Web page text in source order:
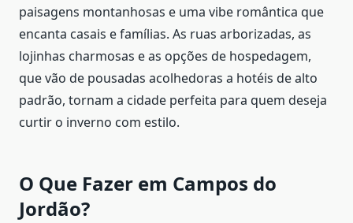
paisagens montanhosas e uma vibe romântica que
encanta casais e famílias. As ruas arborizadas, as
lojinhas charmosas e as opções de hospedagem,
que vão de pousadas acolhedoras a hotéis de alto
padrão, tornam a cidade perfeita para quem deseja
curtir o inverno com estilo.
O Que Fazer em Campos do
Jordão?